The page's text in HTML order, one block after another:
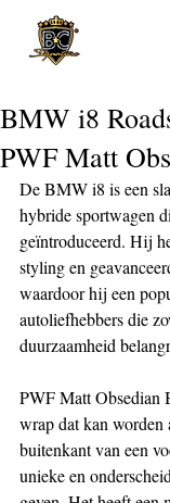
BMW i8
PWF Matt
De BMW i8 is een
hybride sportwagen
geïntroduceerd. Hij
styling en
waardoor hij een
autoliefhebbers die
duurzaamheid
PWF Matt Obsedian
wrap dat kan worden
buitenkant van een
unieke en